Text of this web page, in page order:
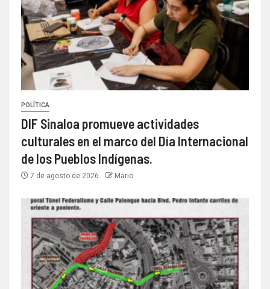
POLÍTICA
DIF Sinaloa promueve actividades
culturales en el marco del Día Internacional
de los Pueblos Indígenas.
7 de agosto de 2026 Mario